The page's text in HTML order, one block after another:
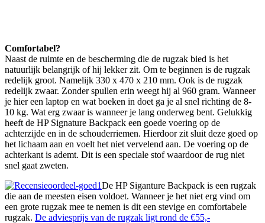
Comfortabel?
Naast de ruimte en de bescherming die de rugzak bied is het
natuurlijk belangrijk of hij lekker zit. Om te beginnen is de rugzak
redelijk groot. Namelijk 330 x 470 x 210 mm. Ook is de rugzak
redelijk zwaar. Zonder spullen erin weegt hij al 960 gram. Wanneer
je hier een laptop en wat boeken in doet ga je al snel richting de 8-
10 kg. Wat erg zwaar is wanneer je lang onderweg bent. Gelukkig
heeft de HP Signature Backpack een goede voering op de
achterzijde en in de schouderriemen. Hierdoor zit sluit deze goed op
het lichaam aan en voelt het niet vervelend aan. De voering op de
achterkant is ademt. Dit is een speciale stof waardoor de rug niet
snel gaat zweten.
De HP Siganture Backpack is een rugzak
die aan de meesten eisen voldoet. Wanneer je het niet erg vind om
een grote rugzak mee te nemen is dit een stevige en comfortabele
rugzak. De adviesprijs van de rugzak ligt rond de €55,-